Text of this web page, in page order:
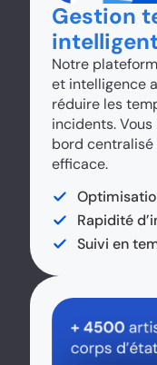
Gestion
Notre
et intelligence
réduire les
incidents.
bord
efficace.
Rapidité
Suivi en